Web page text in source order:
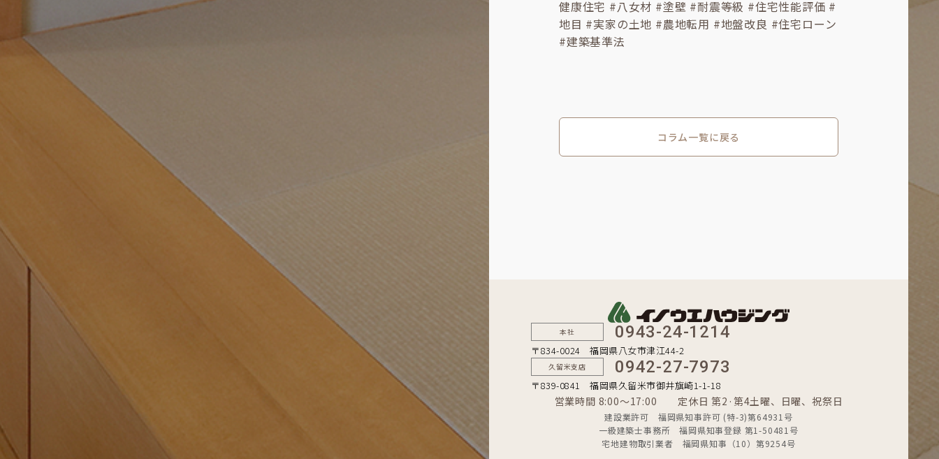
健康住宅 #八女材 #塗壁 #耐震等級 #住宅性能評価 #
地目 #実家の土地 #農地転用 #地盤改良 #住宅ローン
#建築基準法
コラム一覧に戻る
本社 0943-24-1214
〒834-0024 福岡県八女市津江44-2
久留米支店 0942-27-7973
〒839-0841 福岡県久留米市御井旗崎1-1-18
営業時間 8:00〜17:00 定休日 第2·第4土曜、日曜、祝祭日
建設業許可 福岡県知事許可 (特-3)第64931号
一級建築士事務所 福岡県知事登録 第1-50481号
宅地建物取引業者 福岡県知事（10）第9254号